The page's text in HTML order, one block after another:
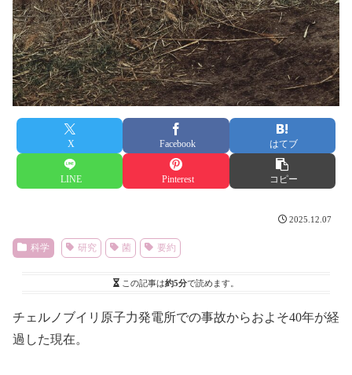
X Facebook はてブ
LINE Pinterest コピー
2025.12.07
科学 研究 菌 要約
この記事は約5分で読めます。
チェルノブイリ原子力発電所での事故からおよそ40年が経
過した現在。